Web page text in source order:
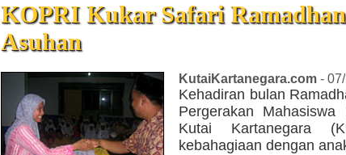
KOPRI Kukar Safari
Asuhan
KutaiKartanegara.com -
Kehadiran bulan
Pergerakan
Kutai Kartanegara
kebahagiaan dengan